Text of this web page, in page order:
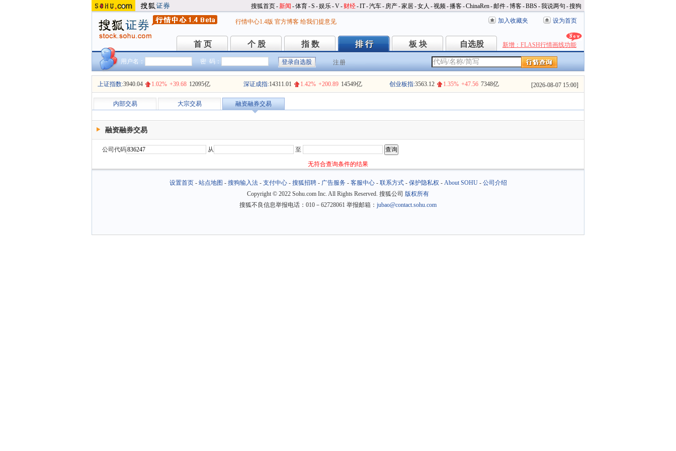
搜狐首页-新闻 -体育-S -娱乐-V- 财经-IT-汽车- 房产-家居-女人 -视频-播客-ChinaRen-邮件-博客-BBS -我说两句 -搜狗
行情中心1.4版 官方博客 给我们提意见 加入收藏夹 设为首页
首 页
首 页 个 股
个 股 指 数
指 数 排 行
排 行 板 块
板 块 自选股
自选股 新增：FLASH行情画线功能
用户名： 密 码： 注册
上证指数:3940.04 1.02% +39.68 12095亿 深证成指:14311.01 1.42% +200.89 14549亿 创业板指:3563.12 1.35% +47.56 7348亿 [2026-08-07 15:00]
内部交易 大宗交易 融资融券交易
融资融券交易
公司代码 从 至
无符合查询条件的结果
设置首页- 站点地图 - 搜狗输入法- 支付中心- 搜狐招聘- 广告服务- 客服中心- 联系方式- 保护隐私权 - About SOHU- 公司介绍
Copyright © 2022 Sohu.com Inc. All Rights Reserved. 搜狐公司 版权所有
搜狐不良信息举报电话：010－62728061 举报邮箱： jubao@contact.sohu.com